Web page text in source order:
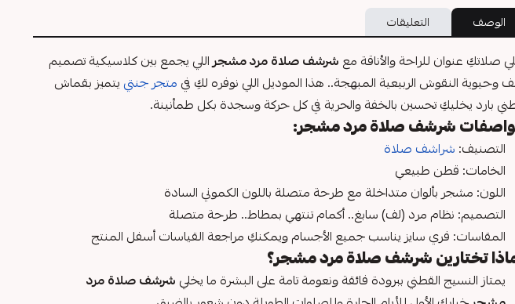
الوصف التعليقات
صلاتكِ عنوان للراحة والأناقة مع شرشف صلاة مرد مشجراللي يجمع بين كلاسيكية تصميم
وحيوية النقوش الربيعية المبهجة.. هذا الموديل اللي نوفره لكِ في متجر جنتي يتميز بقماش
بارد يخليكِ تحسين بالخفة والحرية في كل حركة وسجدة بكل طمأنينة.
شرشف صلاة مرد مشجر:
التصنيف: شراشف صلاة
الخامات: قطن طبيعي
اللون: مشجر بألوان متداخلة مع طرحة متصلة باللون الكموني السادة
التصميم: نظام مرد (لف) سابغ.. أكمام تنتهي بمطاط.. طرحة متصلة
المقاسات: فري سايز يناسب جميع الأجسام ويمكنكِ مراجعة القياسات أسفل المنتج
تختارين شرشف صلاة مرد مشجر؟
يمتاز النسيج القطني ببرودة فائقة ونعومة تامة على البشرة ما يخلي شرشف صلاة مرد